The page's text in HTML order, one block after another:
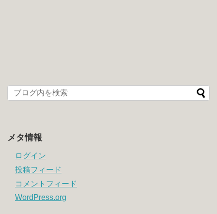
メタ情報
ログイン
投稿フィード
コメントフィード
WordPress.org